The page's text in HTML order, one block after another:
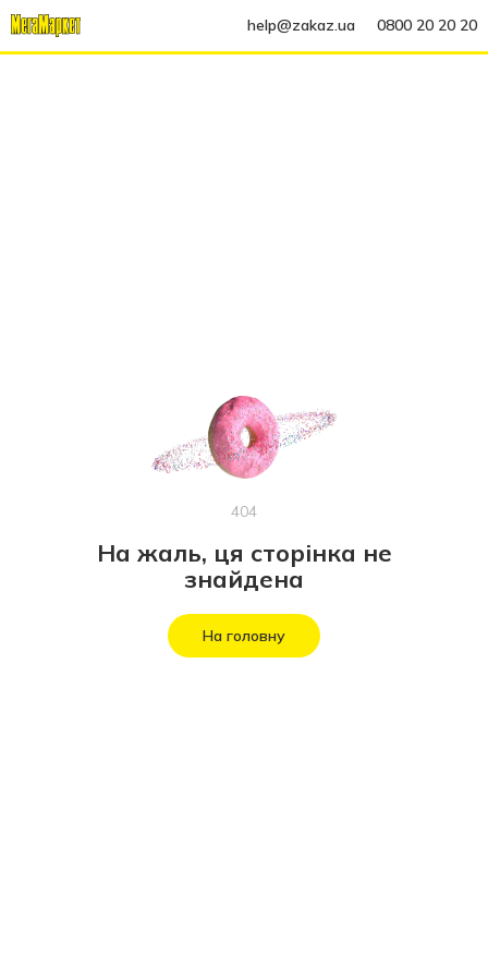
help@zakaz.ua 0800 20 20 20
404
На жаль, ця сторінка не
знайдена
На головну